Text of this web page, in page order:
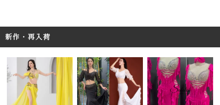
新作・再入荷